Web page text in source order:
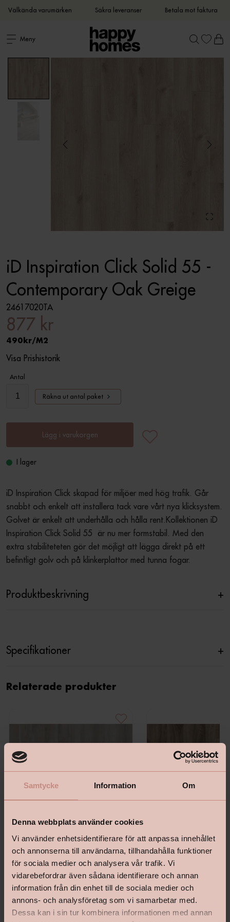
Samtycke Information Om
Denna webbplats använder cookies
Vi använder enhetsidentifierare för att anpassa innehållet
och annonserna till användarna, tillhandahålla funktioner
för sociala medier och analysera vår trafik. Vi
vidarebefordrar även sådana identifierare och annan
information från din enhet till de sociala medier och
annons- och analysföretag som vi samarbetar med.
Dessa kan i sin tur kombinera informationen med annan
Välkända varumärken Säkra leveranser Betala mot faktura
Meny
iD Inspiration Click Solid 55 -
Contemporary Oak Greige
24617020TA
877 kr
490 M2
Visa Prishistorik
Antal
Räkna ut antal paket
Lägg i varukorgen
I lager
iD Inspiration Click skapad för miljöer med hög trafik. Går
snabbt och enkelt att installera tack vare vårt nya klicksystem.
Golvet är enkelt att underhålla och hålla rent.Kollektionen iD
Inspiration Click Solid 55  är nu mer formstabil. Med den
extra stabiliteteten gör det möjligt att lägga direkt på ett
befintligt golv och på klinkerplattor med tunna fogar.
Produktbeskrivning +
Specifikationer +
Relaterade produkter
iD Inspiration Click Solid 55 -
Contemporary Oak Grey
Oak Brown